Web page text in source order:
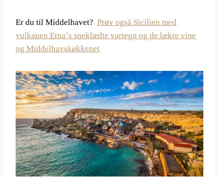
Er du til Middelhavet? Prøv også Sicilien med
vulkanen Etna´s sneklædte vartegn og de lækre vine
og Middelhavskøkkenet